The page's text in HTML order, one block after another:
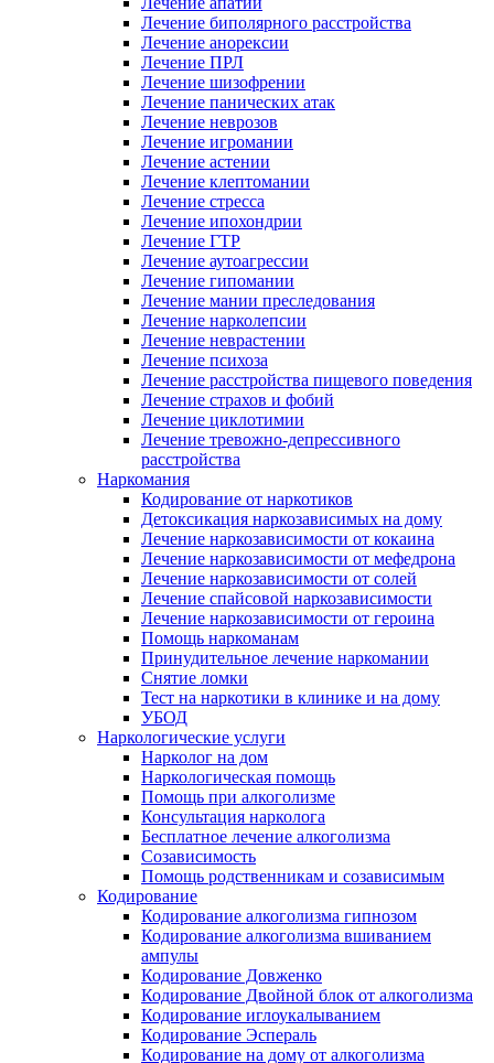
Лечение биполярного расстройства
Лечение анорексии
Лечение ПРЛ
Лечение шизофрении
Лечение панических атак
Лечение неврозов
Лечение игромании
Лечение астении
Лечение клептомании
Лечение стресса
Лечение ипохондрии
Лечение ГТР
Лечение аутоагрессии
Лечение гипомании
Лечение мании преследования
Лечение нарколепсии
Лечение неврастении
Лечение психоза
Лечение расстройства пищевого поведения
Лечение страхов и фобий
Лечение циклотимии
Лечение тревожно-депрессивного
расстройства
Наркомания
Кодирование от наркотиков
Детоксикация наркозависимых на дому
Лечение наркозависимости от кокаина
Лечение наркозависимости от мефедрона
Лечение наркозависимости от солей
Лечение спайсовой наркозависимости
Лечение наркозависимости от героина
Помощь наркоманам
Принудительное лечение наркомании
Снятие ломки
Тест на наркотики в клинике и на дому
УБОД
Наркологические услуги
Нарколог на дом
Наркологическая помощь
Помощь при алкоголизме
Консультация нарколога
Бесплатное лечение алкоголизма
Созависимость
Помощь родственникам и созависимым
Кодирование
Кодирование алкоголизма гипнозом
Кодирование алкоголизма вшиванием
ампулы
Кодирование Довженко
Кодирование Двойной блок от алкоголизма
Кодирование иглоукалыванием
Кодирование Эспераль
Кодирование на дому от алкоголизма